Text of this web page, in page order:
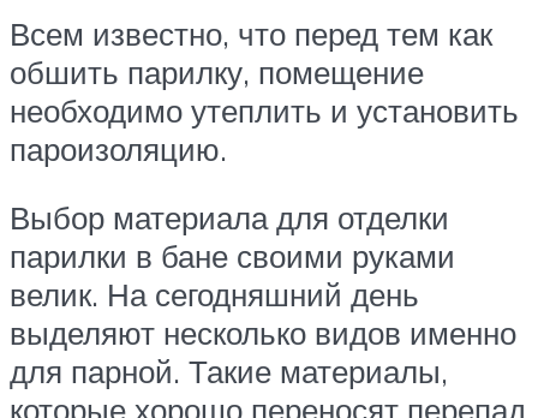
Всем известно, что перед тем как
обшить парилку, помещение
необходимо утеплить и установить
пароизоляцию.
Выбор материала для отделки
парилки в бане своими руками
велик. На сегодняшний день
выделяют несколько видов именно
для парной. Такие материалы,
которые хорошо переносят перепад